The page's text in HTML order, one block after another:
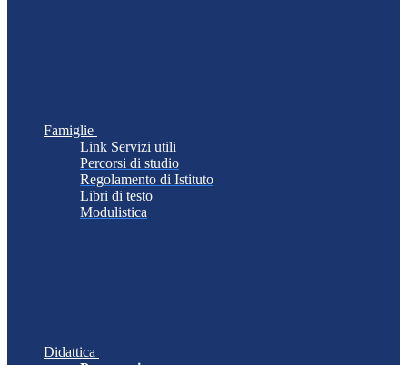
Famiglie
Link Servizi utili
Percorsi di studio
Regolamento di Istituto
Libri di testo
Modulistica
Didattica